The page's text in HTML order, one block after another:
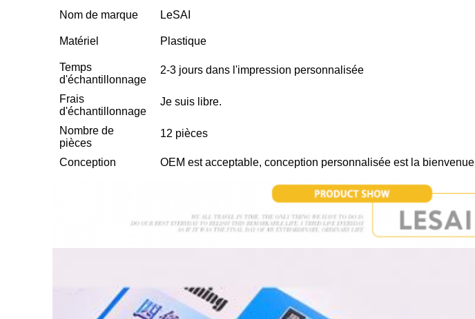
Nom de marque LeSAI
Matériel Plastique
Temps
d'échantillonnage
2-3 jours dans l'impression personnalisée
Frais
d'échantillonnage
Je suis libre.
Nombre de
pièces
12 pièces
Conception OEM est acceptable, conception personnalisée est la bienvenue